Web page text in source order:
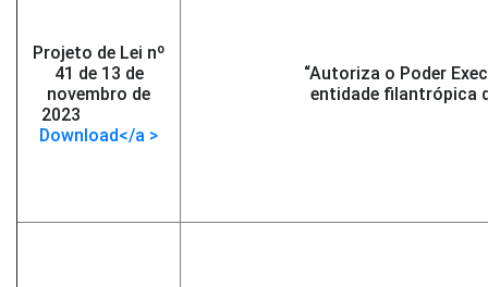
Projeto de Lei nº
41 de 13 de
novembro de
2023
Download</a >
“Autoriza o Poder
entidade filantrópica